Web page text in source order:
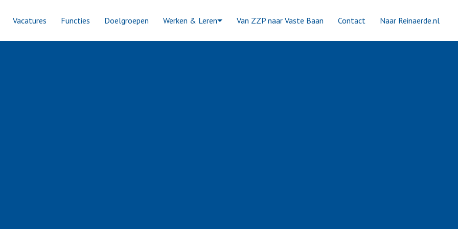
Vacatures Functies Doelgroepen Werken & Leren Van ZZP naar Vaste Baan Contact Naar Reinaerde.nl